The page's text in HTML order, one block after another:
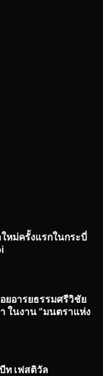
หม่ครั้งแรกในกระบี่
ยอารยธรรมศรีวิชัย
ในงาน “มนตราแห่ง
ท เฟสติวัล